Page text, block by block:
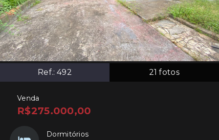
Ref.:492 21 fotos
Venda
R$275.000,00
Dormitórios